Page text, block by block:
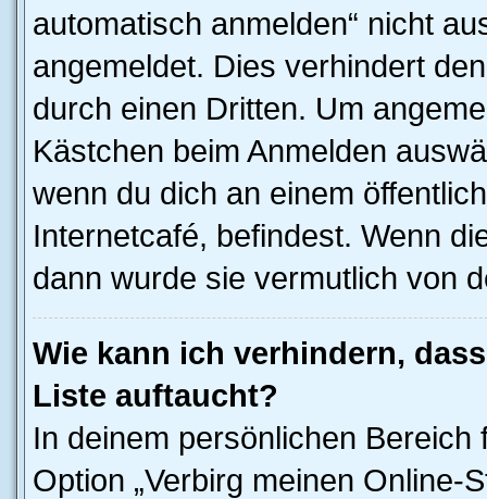
automatisch anmelden“ nicht
angemeldet. Dies verhindert
durch einen Dritten. Um
Kästchen beim Anmelden
wenn du dich an einem
Internetcafé, befindest. Wenn
dann wurde sie vermutlich von
Wie kann ich verhindern,
Liste auftaucht?
In deinem persönlichen
Option „Verbirg meinen Online-